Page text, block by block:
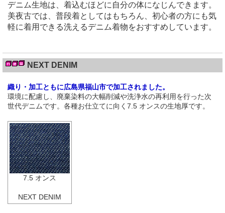
デニム生地は、着込むほどに自分の体になじんできます。
美夜古では、普段着としてはもちろん、初心者の方にも気
軽に着用できる洗えるデニム着物をおすすめしています。
NEXT DENIM
織り・加工ともに広島県福山市で加工されました。
環境に配慮し、廃棄染料の大幅削減や洗浄水の再利用を行った次
世代デニムです。各種お仕立てに向く7.5 オンスの生地厚です。
7.5 オンス
NEXT DENIM